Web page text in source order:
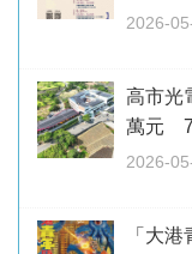
2026-
高市光
萬元
2026-
「大